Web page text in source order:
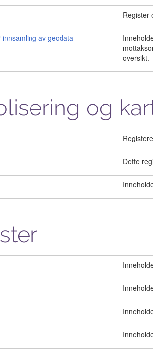
Register
av geodata
oversikt.
og
Dette